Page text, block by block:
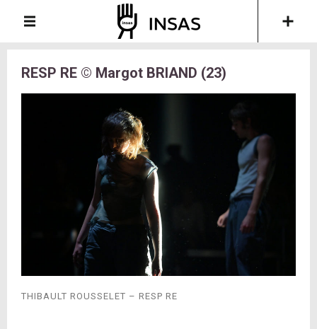
RESP RE © Margot BRIAND (23)
THIBAULT ROUSSELET – RESP RE